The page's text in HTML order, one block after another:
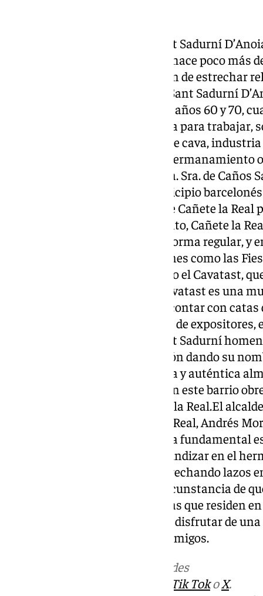
El municipio barcelonés de Sant Sadurní
localidades hermanadas desde hace poco más
partes se tomó la determinación de estrechar
las une.El nexo de unión entre Sant Sadurní
origen hace seis décadas, en los años 60 y 70,
cañeteras emigraron a Cataluña para trabajar,
vitivinícola y en la producción de cava,
auténtico referente. Antes del hermanamiento
de los 90, la Hermandad de Ntra. Sra. de Caños
viajes en autobús hasta el municipio
numerosos vecinos y vecinas de Cañete la
amigos.Desde su hermanamiento, Cañete la
participan conjuntamente, de forma regular, y
diferentes eventos y celebraciones como las
Sra. de Caños Santos Coronada o el Cavatast,
los días 4, 5 y 6 de octubre. El Cavatast es una
que en su 28ª edición volverá a contar con
bodegas y más de una treintena de
recordar que hace dos años Sant Sadurní
Nombre de María Castaño Morón dando su
Vilarnau, donde fue muy querida y auténtica
por su incansable labor social en este barrio
habitantes proceden de Cañete la Real.El
Vernet, y el regidor de Cañete la Real, Andrés
diferentes ocasiones que resulta fundamental
contribuyan a promover y profundizar en el
municipios, fortaleciendo y estrechando lazos
económica.Además, se da la circunstancia de
número de cañeteros y cañeteras que residen
regresan a su pueblo natal para disfrutar de
reencuentros con familiares y amigos.
en las redes
Tik TokoX.